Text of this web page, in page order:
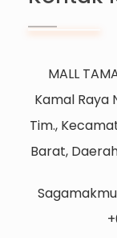
MALL
Kamal Raya
Tim.,
Barat,